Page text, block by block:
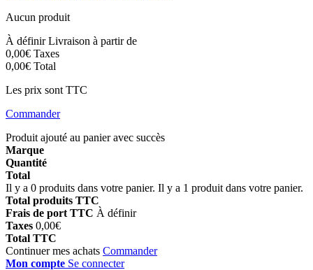
Aucun produit
À définirLivraison à partir de
0,00€ Taxes
0,00€ Total
Les prix sont TTC
Commander
Produit ajouté au panier avec succès
Marque
Quantité
Total
Il y a 0 produits dans votre panier. Il y a 1 produit dans votre panier.
Total produits TTC
Frais de port TTC À définir
Taxes 0,00€
Total TTC
Continuer mes achats Commander
Mon compte Se connecter